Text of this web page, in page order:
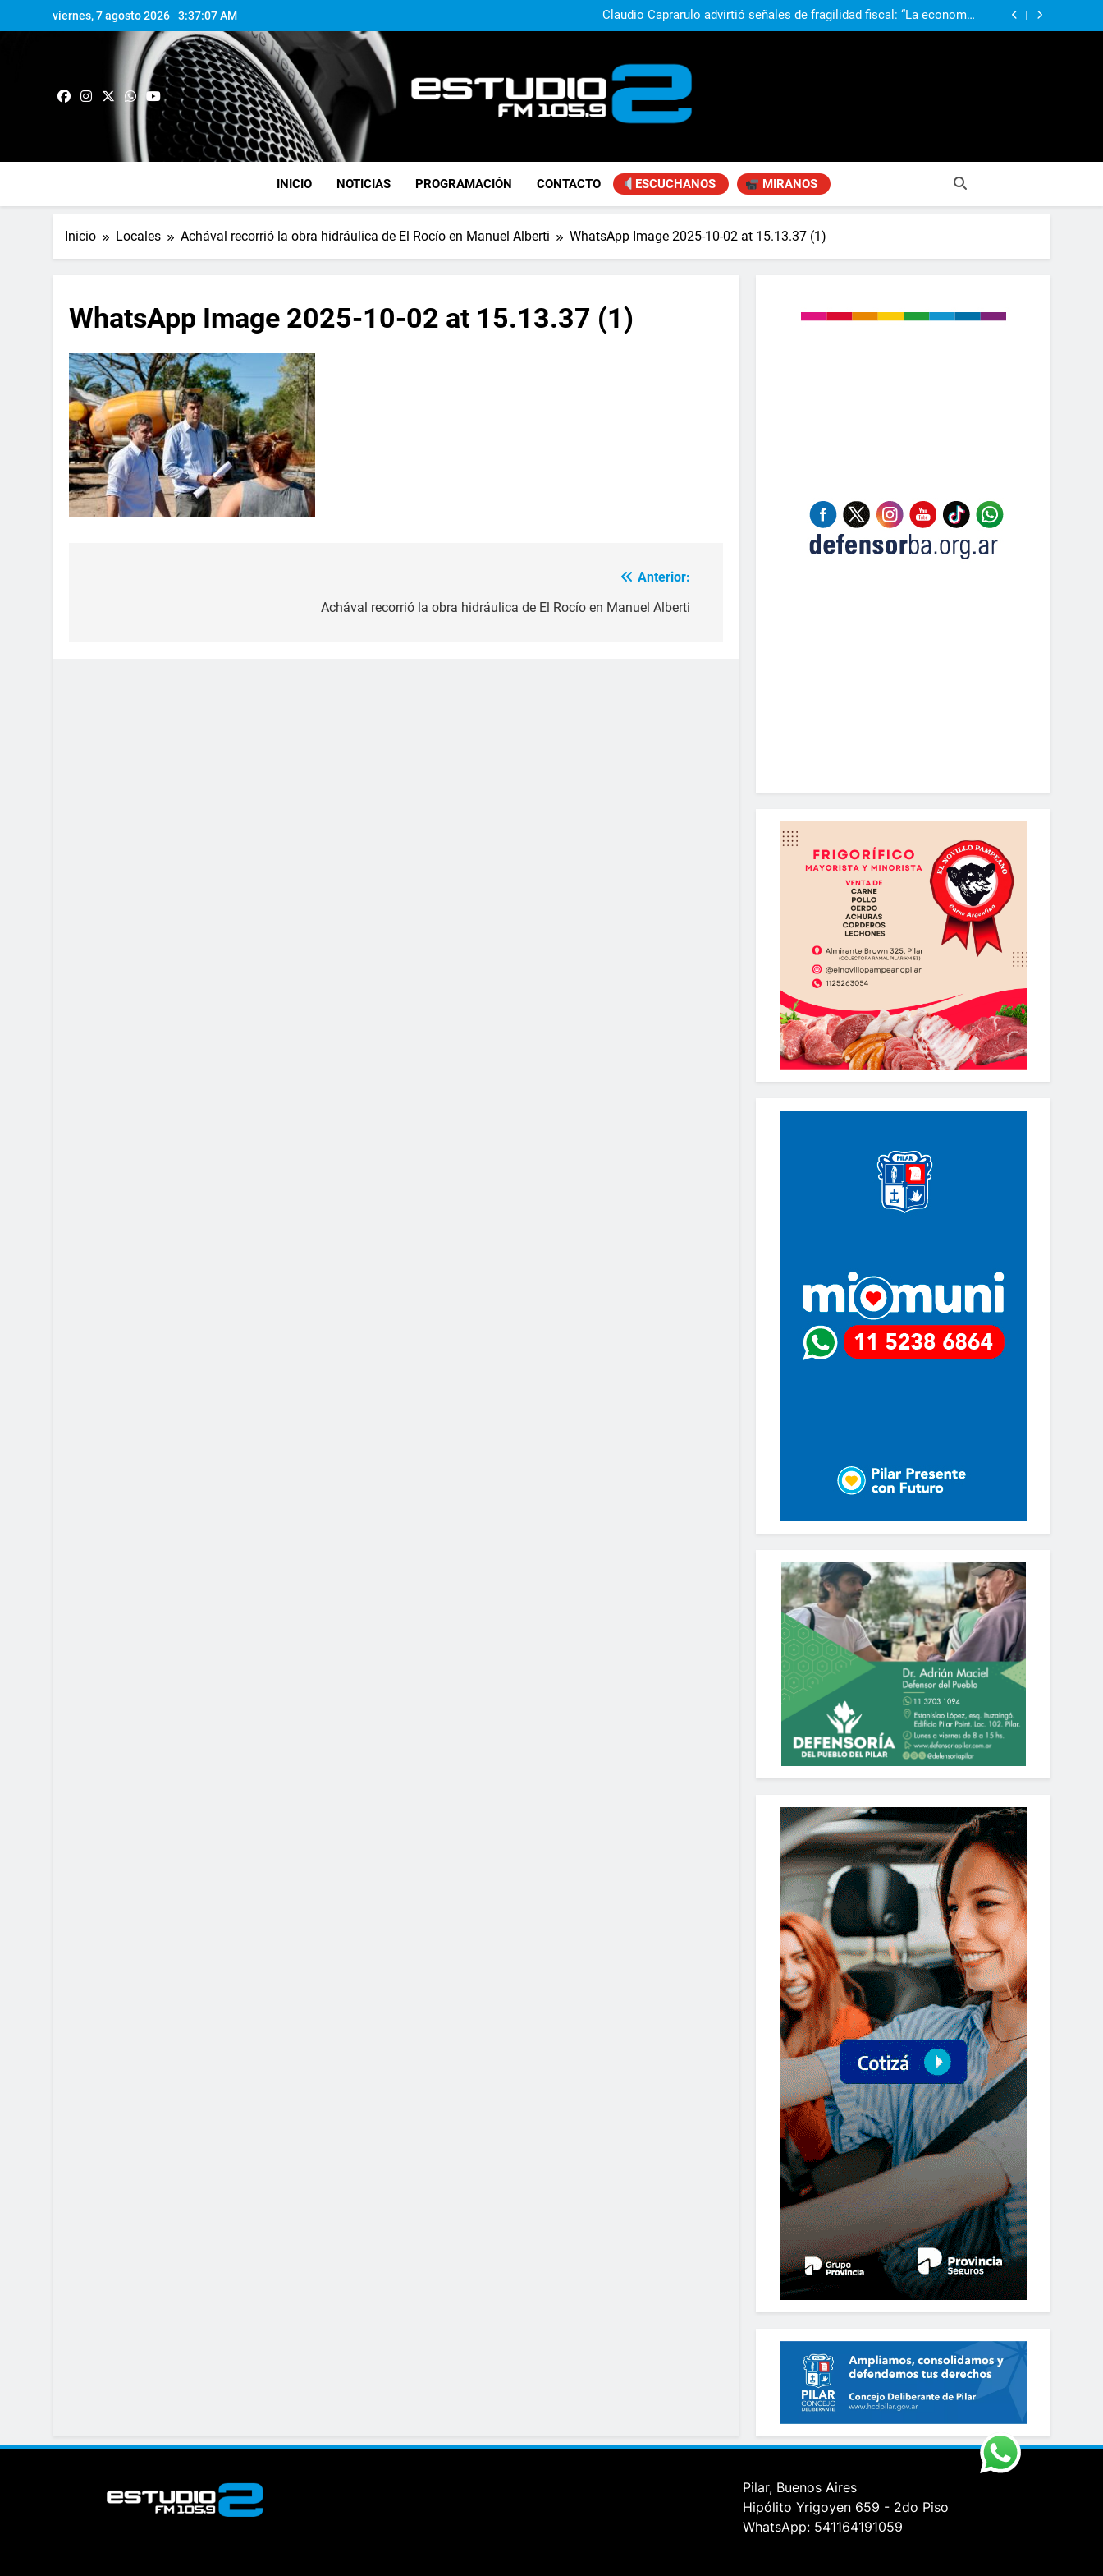
viernes, 7 agosto 2026 3:37:07 AM
extranjeros y advirtió sobre otros cambios que considera «gravísimos»
Claudio Caprarulo advirtió señales de fragilidad fiscal: “La economía
muestra un problema que puede volver a generar déficit”
Carlos Linares afirmó que el Gobierno “tuvo que dar marcha atrás” con la
extranjeros y advirtió sobre otros cambios que considera «gravísimos»
Claudio Caprarulo advirtió señales de fragilidad fiscal: “La economía
muestra un problema que puede volver a generar déficit”
Carlos Linares afirmó que el Gobierno “tuvo que dar marcha atrás” con la
ley de tierras y advirtió un cambio de clima político entre los gobernadores
Paco Olveira cuestionó la visita de León XIV a la Argentina: “Hubiera
FM Estudio 2
INICIO NOTICIAS PROGRAMACIÓN CONTACTO ESCUCHANOS MIRANOS
Inicio Locales Achával recorrió la obra hidráulica de El Rocío en Manuel Alberti WhatsApp Image 2025-10-02 at 15.13.37 (1)
WhatsApp Image 2025-10-02 at 15.13.37 (1)
Anterior:
Achával recorrió la obra hidráulica de El Rocío en Manuel Alberti
Pilar, Buenos Aires
Hipólito Yrigoyen 659 - 2do Piso
WhatsApp: 541164191059